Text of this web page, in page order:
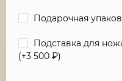
Подарочная
Подставка для
(+3 500 ₽)